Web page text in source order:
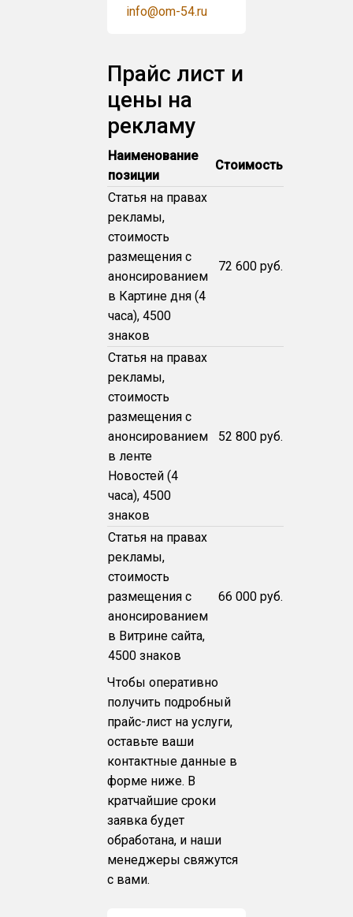
info@om-54.ru
Прайс лист и
цены на
рекламу
Наименование
позиции
Стоимость
Статья на правах
рекламы,
стоимость
размещения с
анонсированием
в Картине дня (4
часа), 4500
знаков
72 600 руб.
Статья на правах
рекламы,
стоимость
размещения с
анонсированием
в ленте
Новостей (4
часа), 4500
знаков
52 800 руб.
Статья на правах
рекламы,
стоимость
размещения с
анонсированием
в Витрине сайта,
4500 знаков
66 000 руб.
Чтобы оперативно
получить подробный
прайс-лист на услуги,
оставьте ваши
контактные данные в
форме ниже. В
кратчайшие сроки
заявка будет
обработана, и наши
менеджеры свяжутся
с вами.